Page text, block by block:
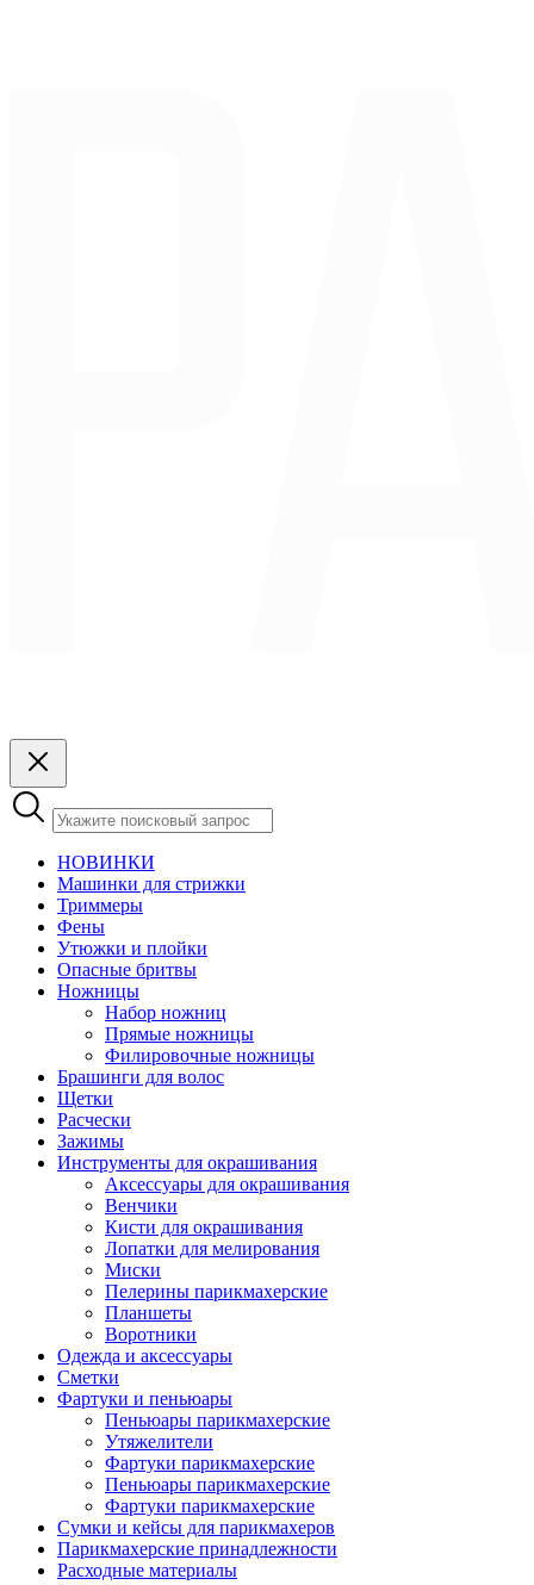
НОВИНКИ
Машинки для стрижки
Триммеры
Фены
Утюжки и плойки
Опасные бритвы
Ножницы
Набор ножниц
Прямые ножницы
Филировочные ножницы
Брашинги для волос
Щетки
Расчески
Зажимы
Инструменты для окрашивания
Аксессуары для окрашивания
Венчики
Кисти для окрашивания
Лопатки для мелирования
Миски
Пелерины парикмахерские
Планшеты
Воротники
Одежда и аксессуары
Сметки
Фартуки и пеньюары
Пеньюары парикмахерские
Утяжелители
Фартуки парикмахерские
Пеньюары парикмахерские
Фартуки парикмахерские
Сумки и кейсы для парикмахеров
Парикмахерские принадлежности
Расходные материалы